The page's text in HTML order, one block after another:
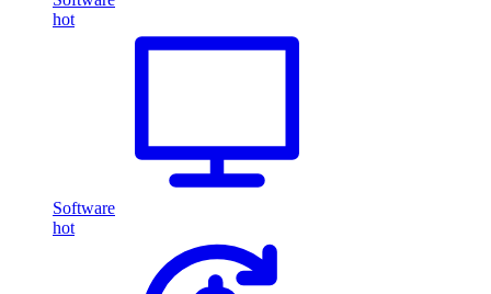
hot
Software
hot